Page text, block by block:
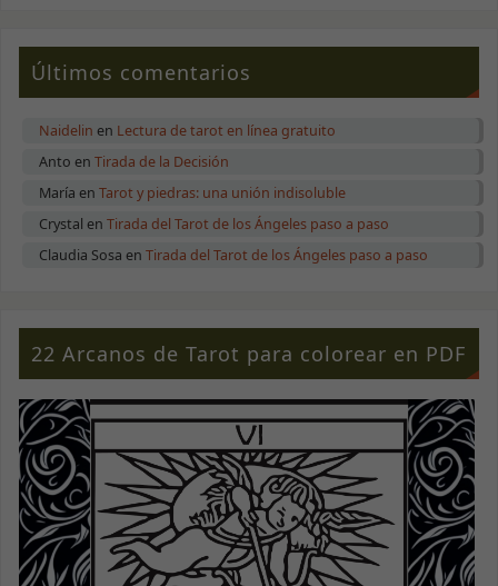
Últimos comentarios
Naidelin en Lectura de tarot en línea gratuito
Anto enTirada de la Decisión
María enTarot y piedras: una unión indisoluble
Crystal enTirada del Tarot de los Ángeles paso a paso
Claudia Sosa enTirada del Tarot de los Ángeles paso a paso
22 Arcanos de Tarot para colorear en PDF